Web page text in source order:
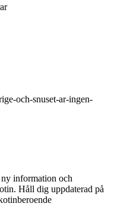
och-snuset-ar-ingen-
information och
Håll dig uppdaterad på